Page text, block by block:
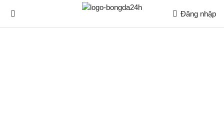
Đăng nhập